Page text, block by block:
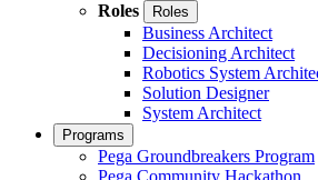
Roles
Roles
Business Architect
Decisioning Architect
Robotics System
Solution Designer
System Architect
Programs
Pega Groundbreakers Program
Pega Community Hackathon